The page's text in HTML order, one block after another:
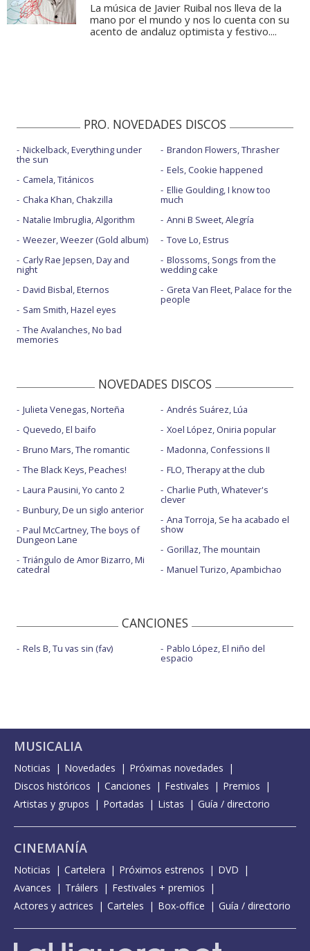
La música de Javier Ruibal nos lleva de la
mano por el mundo y nos lo cuenta con su
acento de andaluz optimista y festivo....
PRO. NOVEDADES DISCOS
Nickelback, Everything under
the sun
Camela, Titánicos
Chaka Khan, Chakzilla
Natalie Imbruglia, Algorithm
Weezer, Weezer (Gold album)
Carly Rae Jepsen, Day and
night
David Bisbal, Eternos
Sam Smith, Hazel eyes
The Avalanches, No bad
memories
Brandon Flowers, Thrasher
Eels, Cookie happened
Ellie Goulding, I know too
much
Anni B Sweet, Alegría
Tove Lo, Estrus
Blossoms, Songs from the
wedding cake
Greta Van Fleet, Palace for the
people
NOVEDADES DISCOS
Julieta Venegas, Norteña
Quevedo, El baifo
Bruno Mars, The romantic
The Black Keys, Peaches!
Laura Pausini, Yo canto 2
Bunbury, De un siglo anterior
Paul McCartney, The boys of
Dungeon Lane
Triángulo de Amor Bizarro, Mi
catedral
Andrés Suárez, Lúa
Xoel López, Oniria popular
Madonna, Confessions II
FLO, Therapy at the club
Charlie Puth, Whatever's
clever
Ana Torroja, Se ha acabado el
show
Gorillaz, The mountain
Manuel Turizo, Apambichao
CANCIONES
Rels B, Tu vas sin (fav) Pablo López, El niño del
espacio
MUSICALIA
Noticias Novedades
Próximas novedades
Discos históricos
Canciones Festivales
Premios
Artistas y grupos
Portadas Listas Guía / directorio
CINEMANÍA
Noticias Cartelera Próximos estrenos
DVD
Avances
Tráilers
Festivales + premios
Actores y actrices
Carteles Box-office Guía / directorio